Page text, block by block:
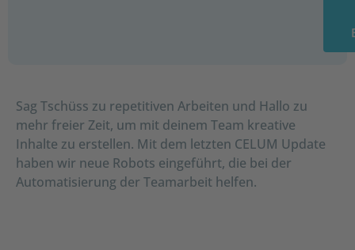
Sag Tschüss zu repetitiven Arbeiten und Hallo zu
mehr freier Zeit, um mit deinem Team kreative
Inhalte zu erstellen. Mit dem letzten CELUM Update
haben wir neue Robots eingeführt, die bei der
Automatisierung der Teamarbeit helfen.